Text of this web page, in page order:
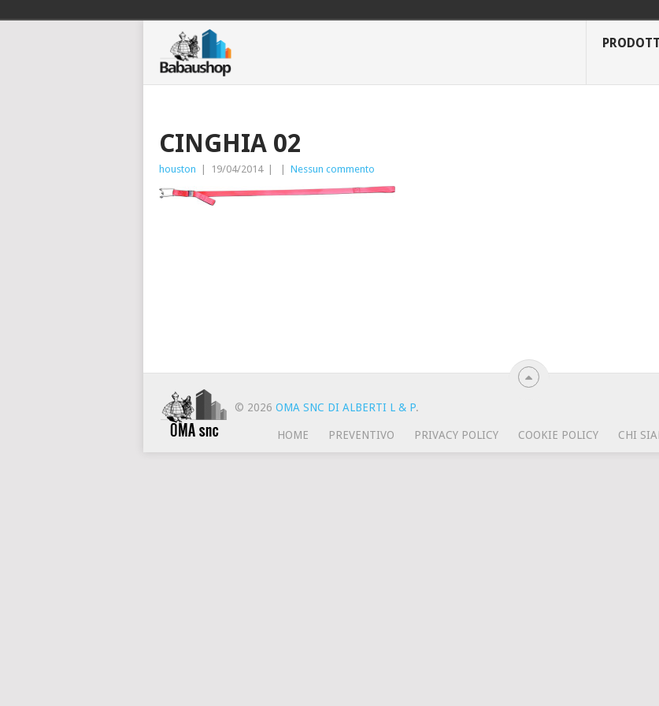
CINGHIA 02
houston 19/04/2014 Nessun commento
© 2026 OMA SNC DI ALBERTI L & P.
HOME PREVENTIVO PRIVACY POLICY COOKIE POLICY CHI